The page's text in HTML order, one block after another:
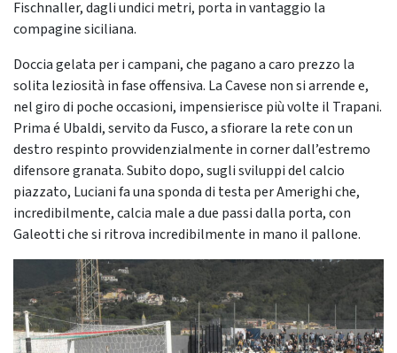
Fischnaller, dagli undici metri, porta in vantaggio la
compagine siciliana.
Doccia gelata per i campani, che pagano a caro prezzo la
solita leziosità in fase offensiva. La Cavese non si arrende e,
nel giro di poche occasioni, impensierisce più volte il Trapani.
Prima é Ubaldi, servito da Fusco, a sfiorare la rete con un
destro respinto provvidenzialmente in corner dall’estremo
difensore granata. Subito dopo, sugli sviluppi del calcio
piazzato, Luciani fa una sponda di testa per Amerighi che,
incredibilmente, calcia male a due passi dalla porta, con
Galeotti che si ritrova incredibilmente in mano il pallone.